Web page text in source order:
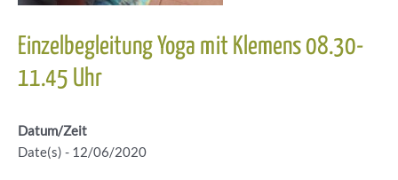
Einzelbegleitung Yoga mit Klemens 08.30-
11.45 Uhr
Datum/Zeit
Date(s) - 12/06/2020